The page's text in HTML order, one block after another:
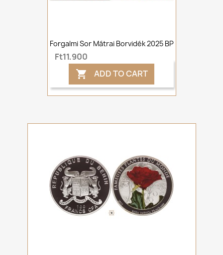
Forgalmi Sor Mátrai Borvidék 2025 BP
Ft11,900
 ADD TO CART